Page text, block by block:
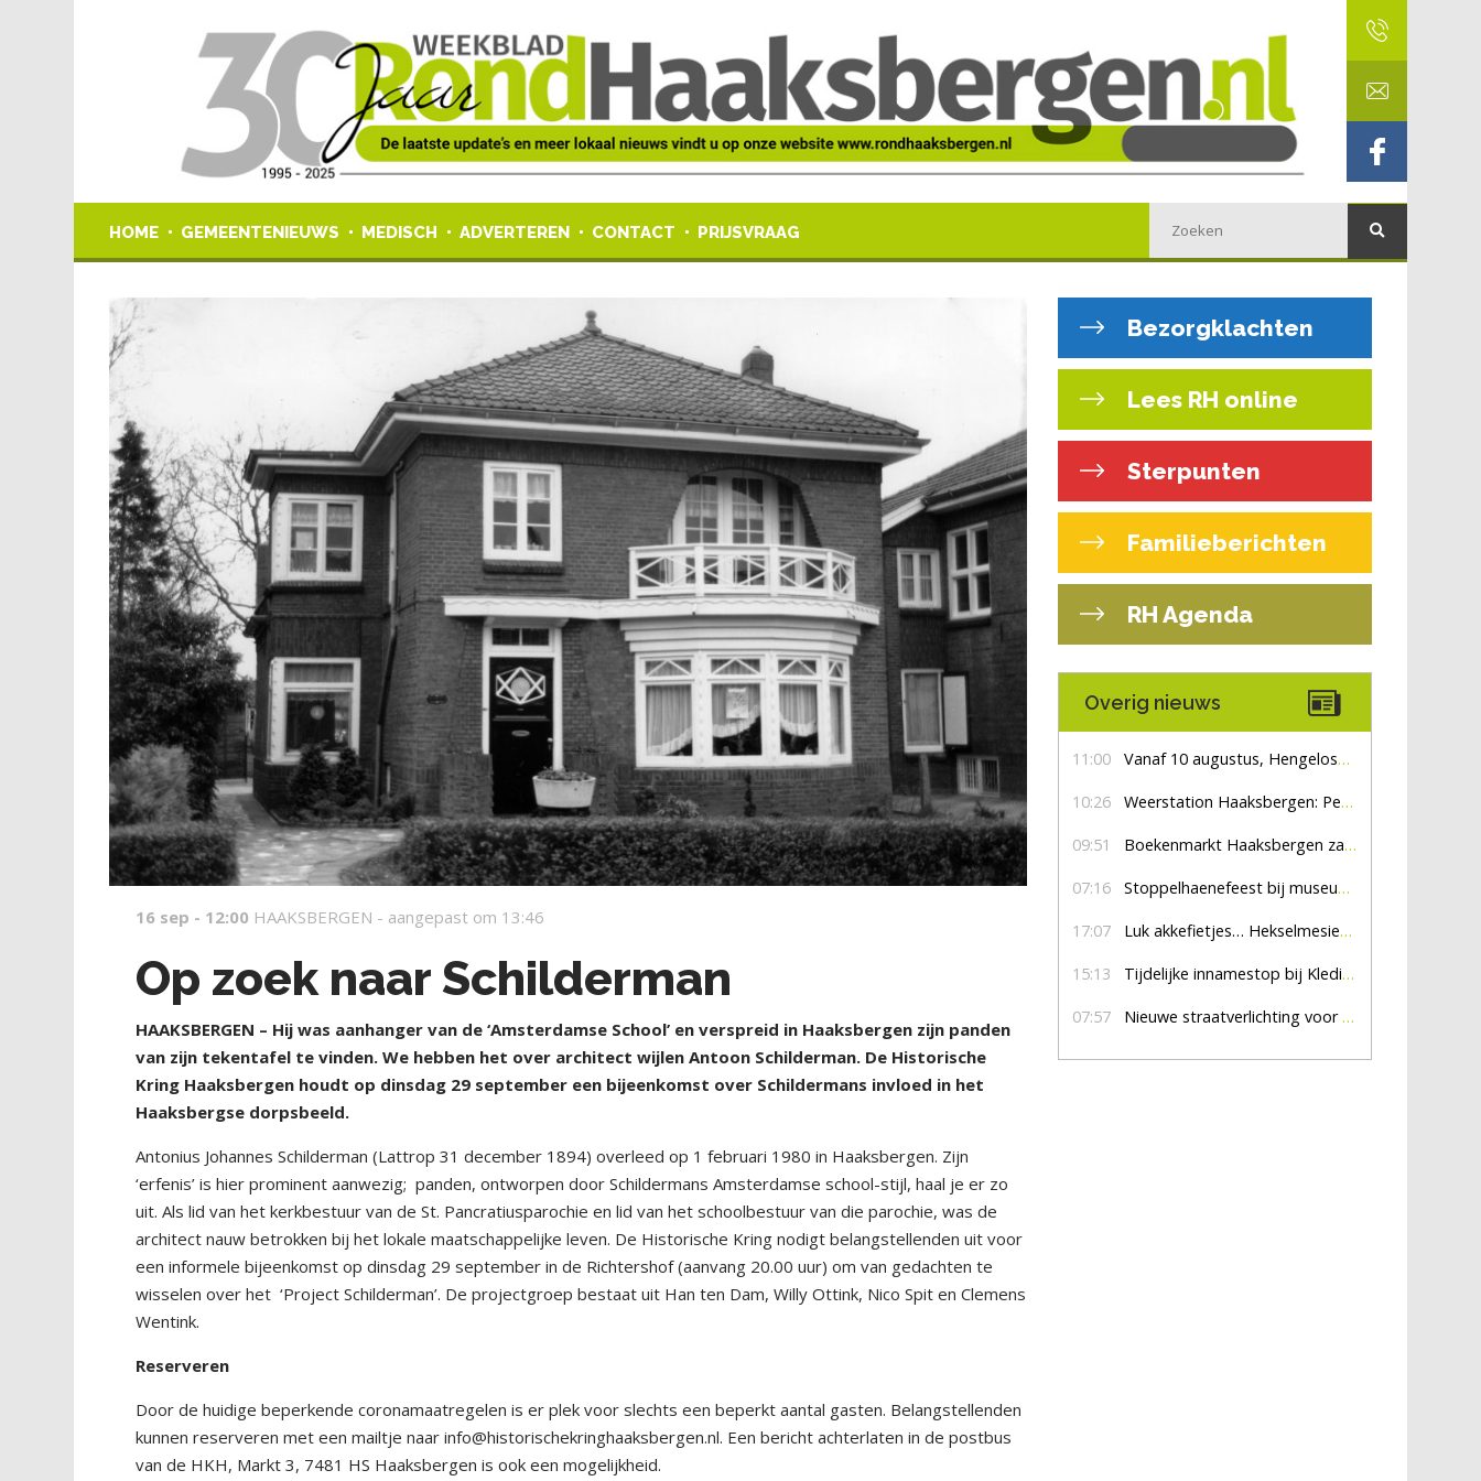
HOME GEMEENTENIEUWS MEDISCH ADVERTEREN CONTACT PRIJSVRAAG
16 sep - 12:00 HAAKSBERGEN - aangepast om 13:46
Op zoek naar Schilderman
HAAKSBERGEN – Hij was aanhanger van de ‘Amsterdamse School’ en verspreid in Haaksbergen zijn panden
van zijn tekentafel te vinden. We hebben het over architect wijlen Antoon Schilderman. De Historische
Kring Haaksbergen houdt op dinsdag 29 september een bijeenkomst over Schildermans invloed in het
Haaksbergse dorpsbeeld.
Antonius Johannes Schilderman (Lattrop 31 december 1894) overleed op 1 februari 1980 in Haaksbergen. Zijn
‘erfenis’ is hier prominent aanwezig; panden, ontworpen door Schildermans Amsterdamse school-stijl, haal je er zo
uit. Als lid van het kerkbestuur van de St. Pancratiusparochie en lid van het schoolbestuur van die parochie, was de
architect nauw betrokken bij het lokale maatschappelijke leven. De Historische Kring nodigt belangstellenden uit voor
een informele bijeenkomst op dinsdag 29 september in de Richtershof (aanvang 20.00 uur) om van gedachten te
wisselen over het ‘Project Schilderman’. De projectgroep bestaat uit Han ten Dam, Willy Ottink, Nico Spit en Clemens
Wentink.
Reserveren
Door de huidige beperkende coronamaatregelen is er plek voor slechts een beperkt aantal gasten. Belangstellenden
kunnen reserveren met een mailtje naar info@historischekringhaaksbergen.nl. Een bericht achterlaten in de postbus
van de HKH, Markt 3, 7481 HS Haaksbergen is ook een mogelijkheid.
Bezorgklachten
Lees RH online
Sterpunten
Familieberichten
RH Agenda
Overig nieuws
11:00 Vanaf 10 augustus, Hengelosestraat drie weken dicht voor doorgaand verkeer
10:26 Weerstation Haaksbergen: Perioden met zon en droog
09:51 Boekenmarkt Haaksbergen zaterdag 8 augustus, marktplein Haaksbergen
07:16 Stoppelhaenefeest bij museum De Lebbenbrugge
17:07 Luk akkefietjes… HekselmesienHarry
15:13 Tijdelijke innamestop bij Kledingbank Stefania
07:57 Nieuwe straatverlichting voor De Veldmaat en De Pas